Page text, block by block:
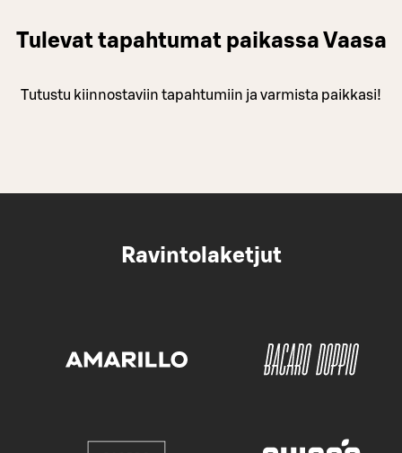
Tulevat tapahtumat paikassa Vaasa
Tutustu kiinnostaviin tapahtumiin ja varmista paikkasi!
Ravintolaketjut